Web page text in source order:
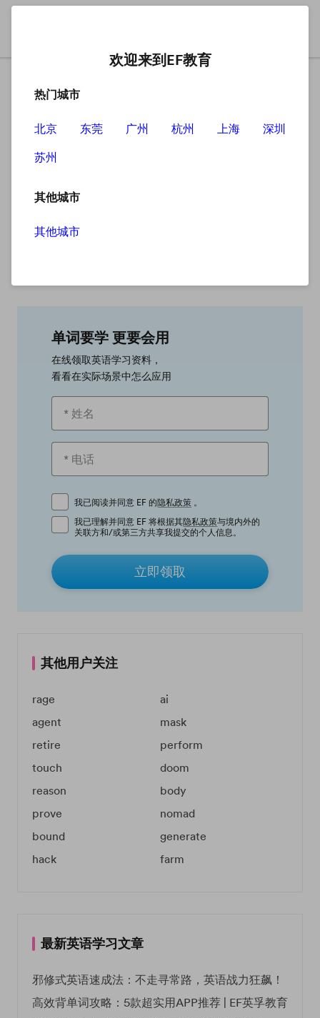
单词要学 更要会用
在线领取英语学习资料，
看看在实际场景中怎么应用
我已阅读并同意 EF 的隐私政策 。
我已理解并同意 EF 将根据其隐私政策与境内外的
关联方和/或第三方共享我提交的个人信息。
立即领取
其他用户关注
rage
ai
agent
mask
retire
perform
touch
doom
reason
body
prove
nomad
bound
generate
hack
farm
最新英语学习文章
邪修式英语速成法：不走寻常路，英语战力狂飙！
高效背单词攻略：5款超实用APP推荐 | EF英孚教育
欢迎来到EF教育
热门城市
北京 东莞 广州 杭州 上海
深圳
苏州
其他城市
其他城市